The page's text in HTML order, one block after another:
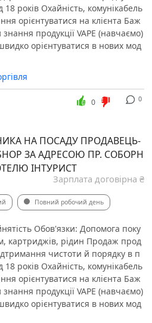
років Охайність, комунікабель
орієнтуватися на клієнта Баж
продукції VAPE (навчаємо)
орієнтуватися в нових мод
0
0
НА ПОСАДУ ПРОДАВЕЦЬ-
ЗА АДРЕСОЮ ПР. СОБОРН
ІНТУРИСТ
Зарплата договірна ₴
Повний робочий день
Обов'язки: Допомога поку
картриджів, рідин Продаж прод
чистоти й порядку в п
років Охайність, комунікабель
орієнтуватися на клієнта Баж
продукції VAPE (навчаємо)
орієнтуватися в нових мод